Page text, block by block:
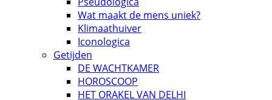
Wat maakt de mens uniek?
Klimaathuiver
Iconologica
Getijden
DE WACHTKAMER
HOROSCOOP
HET ORAKEL VAN DELHI